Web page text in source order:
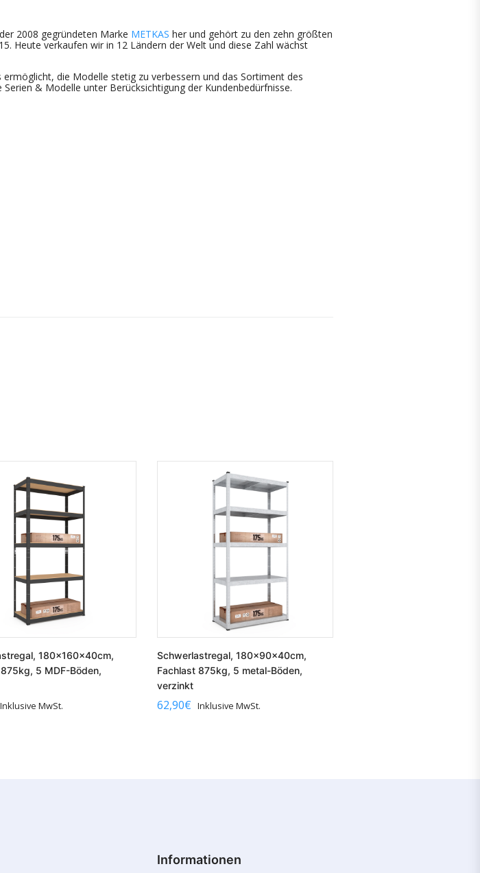
2008 gegründeten Marke METKAS her und gehört zu den zehn größten
Heute verkaufen wir in 12 Ländern der Welt und diese Zahl wächst
die Modelle stetig zu verbessern und das Sortiment des
& Modelle unter Berücksichtigung der Kundenbedürfnisse.
180x160x40cm,
5 MDF-Böden,
Inklusive MwSt.
Schwerlastregal, 180x90x40cm,
Fachlast 875kg, 5 metal-Böden,
verzinkt
62,90€ Inklusive MwSt.
Informationen